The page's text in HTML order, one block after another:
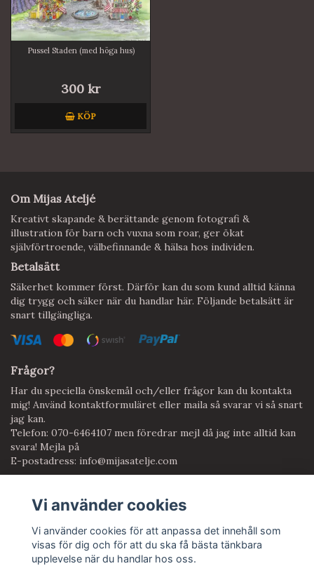
Pussel Staden (med höga hus)
300 kr
KÖP
Om Mijas Ateljé
Kreativt skapande & berättande genom fotografi &
illustration för barn och vuxna som roar, ger ökat
självförtroende, välbefinnande & hälsa hos individen.
Betalsätt
Säkerhet kommer först. Därför kan du som kund alltid känna
dig trygg och säker när du handlar här. Följande betalsätt är
snart tillgängliga.
Frågor?
Har du speciella önskemål och/eller frågor kan du kontakta
mig! Använd kontaktformuläret eller maila så svarar vi så snart
jag kan.
Telefon: 070-6464107 men föredrar mejl då jag inte alltid kan
svara! Mejla på
E-postadress: info@mijasatelje.com
Anmäl dig till vårt nyhetsbrev
Prenumerera
Vi använder cookies
Vi använder cookies för att anpassa det innehåll som
visas för dig och för att du ska få bästa tänkbara
upplevelse när du handlar hos oss.